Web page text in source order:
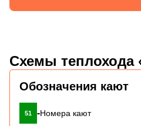
Схемы теплохода
Обозначения кают
51 -Номера кают